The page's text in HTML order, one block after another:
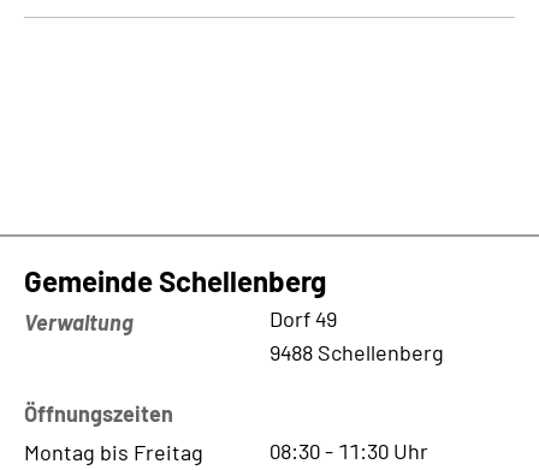
Gemeinde Schellenberg
Verwaltung
Dorf 49
9488 Schellenberg
Öffnungszeiten
Montag bis Freitag
08:30- 11:30 Uhr